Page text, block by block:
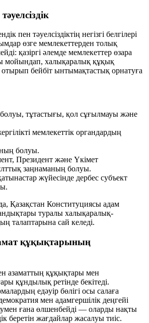
пен тәуелсіздіктің негізгі белгілері
өзге мемлекеттерден толық
қазіргі әлемде мемлекеттер өзара
мойындап, халықаралық құқық
бейбіт ынтымақтастық орнатуға
тұтастығы, қол сұғылмауы және
мемлекеттік органдардың
болуы.
Президент және Үкімет
заңнаманың болуы.
жүйесінде дербес субъект
Қазақстан Конституциясы адам
туралы халықаралық-
талаптарына сай келеді.
құқықтарының
азаматтың құқықтары мен
құндылық ретінде бекітеді.
едәуір бөлігі осы салаға
мен адамгершілік деңгейі
ғана өлшенбейді — оларды нақты
беретін жағдайлар жасалуы тиіс.